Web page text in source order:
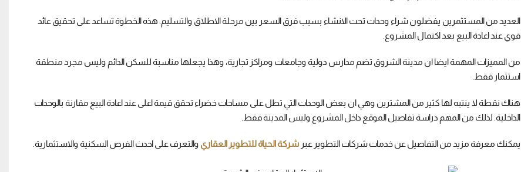
العديد من المستثمرين يفضلون شراء وحدات تحت الانشاء بسبب فرق السعر بين مرحلة الاطلاق والتسليم. هذه الخطوة تساعد على تحقيق عائد
قوي عند اعادة البيع بعد اكتمال المشروع.
من المميزات المهمة ايضا ان مدينة الشروق تضم مدارس دولية وجامعات ومراكز تجارية، وهذا يجعلها مناسبة للسكن الدائم وليس مجرد منطقة
استثمار فقط.
هناك نقطة لا ينتبه لها كثير من المشترين وهي ان بعض الوحدات التي تطل على مساحات خضراء تحقق قيمة اعلى عند اعادة البيع مقارنة بالوحدات
الداخلية. لذلك من المهم دراسة تفاصيل الموقع داخل المشروع وليس المدينة فقط.
يمكنك معرفة مزيد من التفاصيل عن خدمات شركات التطوير عبرشركة الحياة للتطوير العقاري والتعرف على احدث الفرص السكنية والاستثمارية.